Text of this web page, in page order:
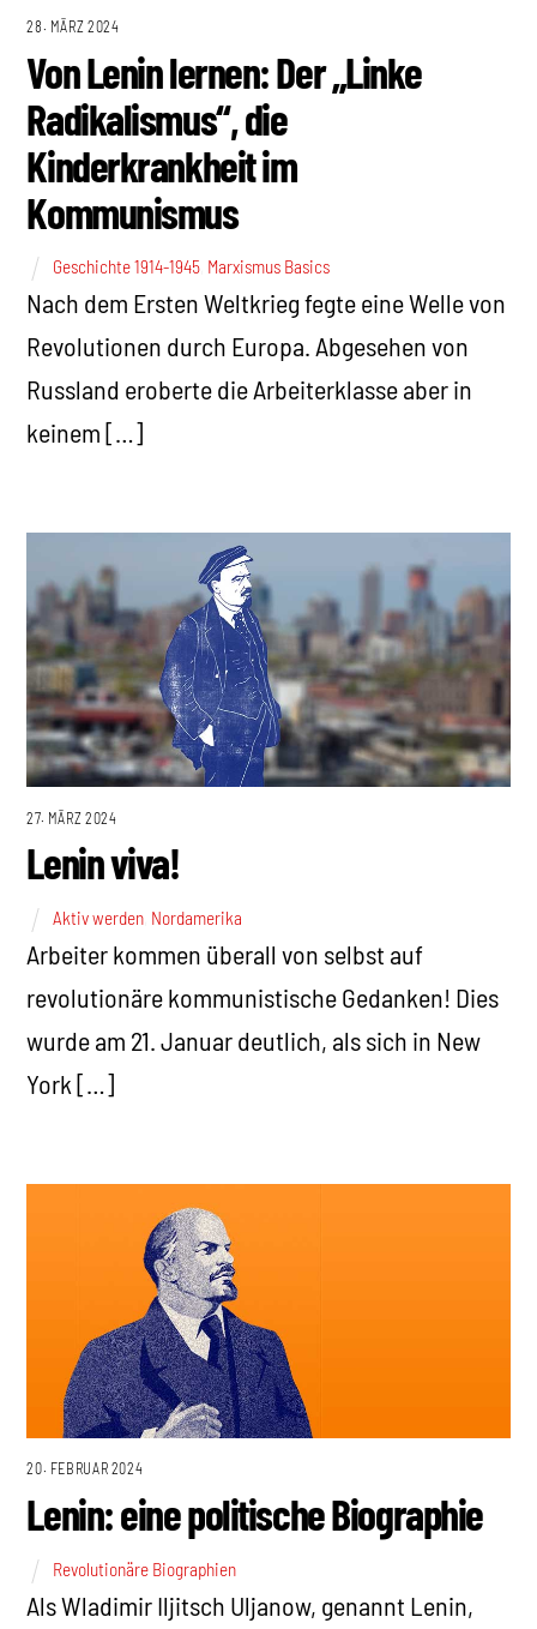
28. MÄRZ 2024
Von Lenin lernen: Der „Linke
Radikalismus“, die
Kinderkrankheit im
Kommunismus
Geschichte 1914-1945 Marxismus Basics
Nach dem Ersten Weltkrieg fegte eine Welle von
Revolutionen durch Europa. Abgesehen von
Russland eroberte die Arbeiterklasse aber in
keinem […]
27. MÄRZ 2024
Lenin viva!
Aktiv werden Nordamerika
Arbeiter kommen überall von selbst auf
revolutionäre kommunistische Gedanken! Dies
wurde am 21. Januar deutlich, als sich in New
York […]
20. FEBRUAR 2024
Lenin: eine politische Biographie
Revolutionäre Biographien
Als Wladimir Iljitsch Uljanow, genannt Lenin,